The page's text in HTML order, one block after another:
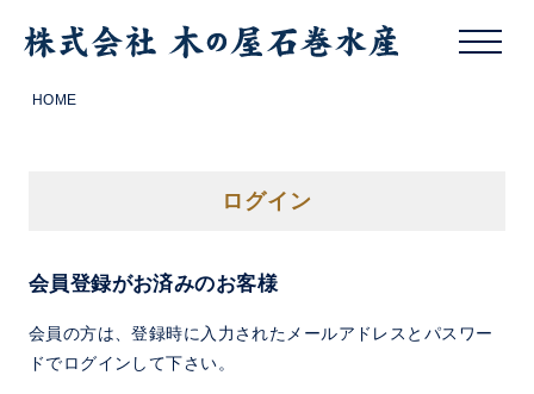
HOME
ログイン
会員登録がお済みのお客様
会員の方は、登録時に入力されたメールアドレスとパスワー
ドでログインして下さい。